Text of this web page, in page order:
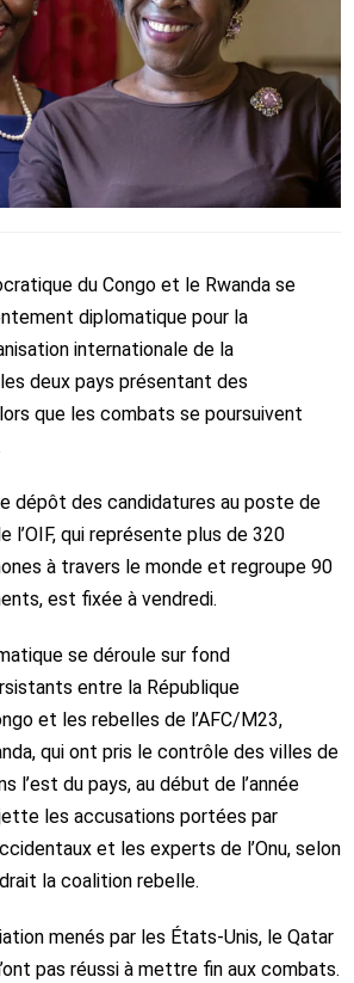
du Congo et le Rwanda se
diplomatique pour la
internationale de la
deux pays présentant des
que les combats se poursuivent
dépôt des candidatures au poste de
l’OIF, qui représente plus de 320
à travers le monde et regroupe 90
est fixée à vendredi.
se déroule sur fond
entre la République
et les rebelles de l’AFC/M23,
qui ont pris le contrôle des villes de
l’est du pays, au début de l’année
les accusations portées par
et les experts de l’Onu, selon
la coalition rebelle.
menés par les États-Unis, le Qatar
pas réussi à mettre fin aux combats.